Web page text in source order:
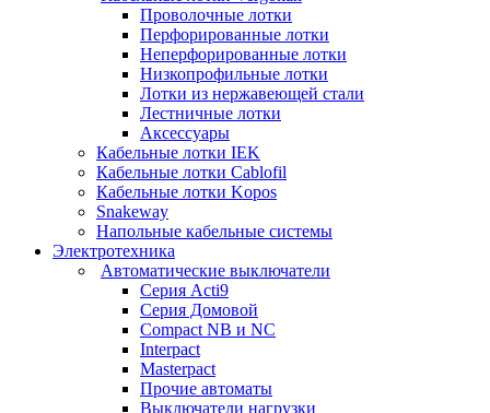
Проволочные лотки
Перфорированные лотки
Неперфорированные лотки
Низкопрофильные лотки
Лотки из нержавеющей стали
Лестничные лотки
Аксессуары
Кабельные лотки IEK
Кабельные лотки Cablofil
Кабельные лотки Kopos
Snakeway
Напольные кабельные системы
Электротехника
Автоматические выключатели
Серия Acti9
Серия Домовой
Compact NB и NC
Interpact
Masterpact
Прочие автоматы
Выключатели нагрузки